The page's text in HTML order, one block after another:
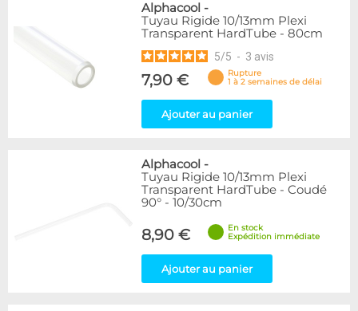
Alphacool -
Tuyau Rigide 10/13mm Plexi
Transparent HardTube - 80cm
5/5 - 3 avis
7,90 €
Rupture
1 à 2 semaines de délai
Ajouter au panier
Alphacool -
Tuyau Rigide 10/13mm Plexi
Transparent HardTube - Coudé
90° - 10/30cm
8,90 €
En stock
Expédition immédiate
Ajouter au panier